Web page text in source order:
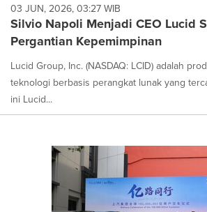
03 JUN, 2026, 03:27 WIB
Silvio Napoli Menjadi CEO Lucid
Pergantian Kepemimpinan
Lucid Group, Inc. (NASDAQ: LCID) adalah
teknologi berbasis perangkat lunak yang
ini Lucid...